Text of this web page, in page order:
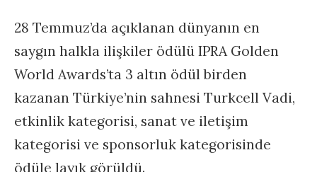
28 Temmuz’da açıklanan dünyanın en
saygın halkla ilişkiler ödülü IPRA Golden
World Awards’ta 3 altın ödül birden
kazanan Türkiye’nin sahnesi Turkcell Vadi,
etkinlik kategorisi, sanat ve iletişim
kategorisi ve sponsorluk kategorisinde
ödüle layık görüldü.